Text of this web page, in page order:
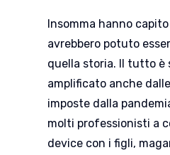
Insomma hanno
avrebbero potuto
quella storia. Il tutto è
amplificato anche
imposte dalla
molti professionisti a
device con i figli,